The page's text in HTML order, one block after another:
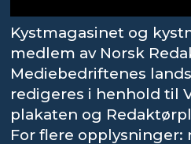
Kystmagasinet og
medlem av Norsk
Mediebedriftenes
redigeres i henhold til
plakaten og
For flere opplysninger: